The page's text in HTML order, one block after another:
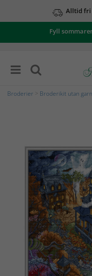
Alltid fri
Fyll
Broderier Broderikit utan garn